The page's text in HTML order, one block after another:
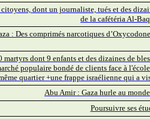
dont un journaliste, tués et des
de la cafétéria Al-
: Des comprimés narcotiques
martyrs dont 9 enfants et des dizaines de
populaire bondé de clients face à
quartier +une frappe israélienne qui a
Abu Amir : Gaza hurle au
Poursuivre ses